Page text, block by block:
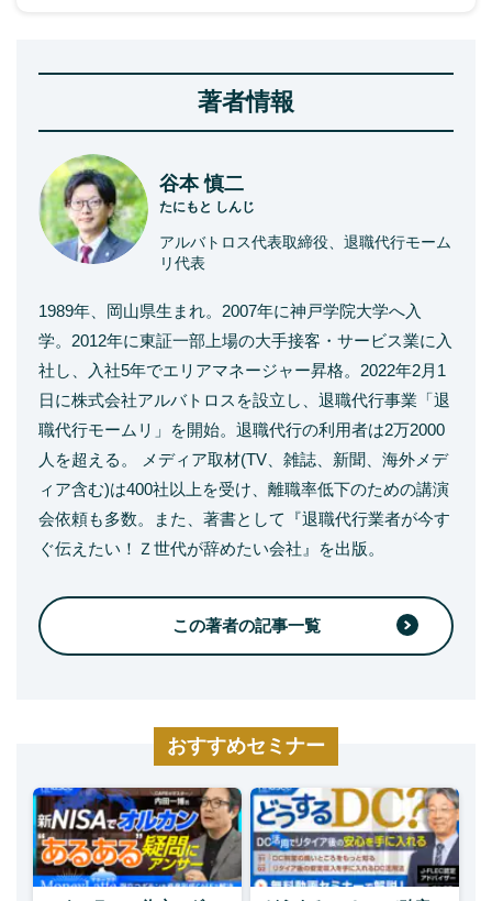
著者情報
谷本 慎二
たにもと しんじ
アルバトロス代表取締役、退職代行モーム
リ代表
1989年、岡山県生まれ。2007年に神戸学院大学へ入
学。2012年に東証一部上場の大手接客・サービス業に入
社し、入社5年でエリアマネージャー昇格。2022年2月1
日に株式会社アルバトロスを設立し、退職代行事業「退
職代行モームリ」を開始。退職代行の利用者は2万2000
人を超える。 メディア取材(TV、雑誌、新聞、海外メデ
ィア含む)は400社以上を受け、離職率低下のための講演
会依頼も多数。また、著書として『退職代行業者が今す
ぐ伝えたい！Ｚ世代が辞めたい会社』を出版。
この著者の記事一覧
おすすめセミナー